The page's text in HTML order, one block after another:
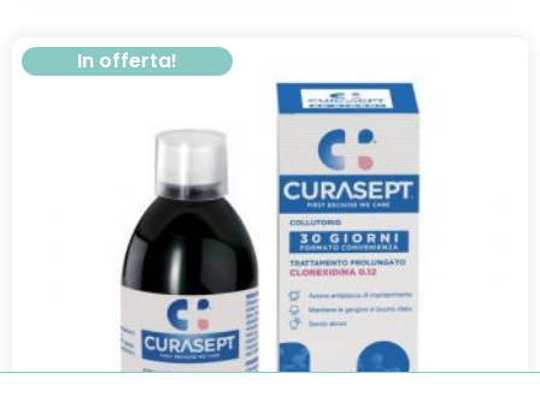
In offerta!